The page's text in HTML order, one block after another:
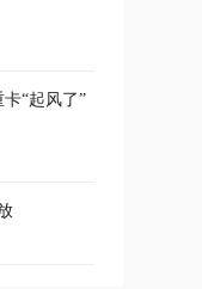
“起风了”